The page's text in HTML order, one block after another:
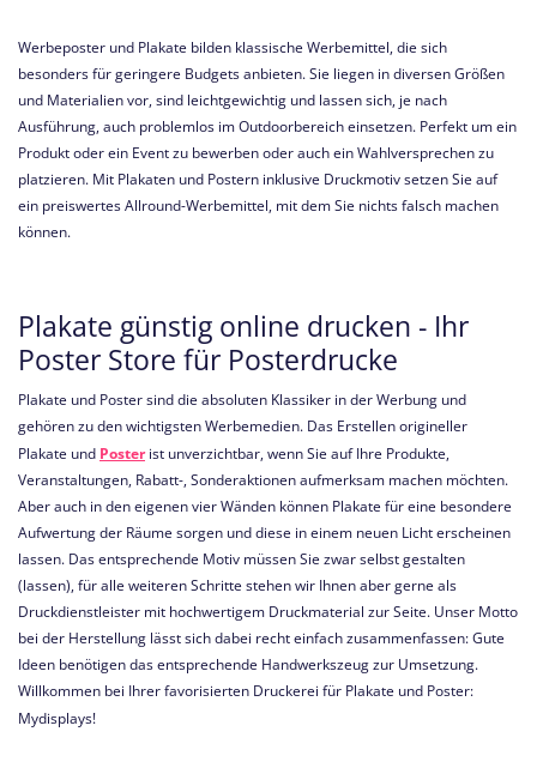
Werbeposter und Plakate bilden klassische Werbemittel, die sich
besonders für geringere Budgets anbieten. Sie liegen in diversen Größen
und Materialien vor, sind leichtgewichtig und lassen sich, je nach
Ausführung, auch problemlos im Outdoorbereich einsetzen. Perfekt um ein
Produkt oder ein Event zu bewerben oder auch ein Wahlversprechen zu
platzieren. Mit Plakaten und Postern inklusive Druckmotiv setzen Sie auf
ein preiswertes Allround-Werbemittel, mit dem Sie nichts falsch machen
können.
Plakate günstig online drucken - Ihr
Poster Store für Posterdrucke
Plakate und Poster sind die absoluten Klassiker in der Werbung und
gehören zu den wichtigsten Werbemedien. Das Erstellen origineller
Plakate und Posterist unverzichtbar, wenn Sie auf Ihre Produkte,
Veranstaltungen, Rabatt-, Sonderaktionen aufmerksam machen möchten.
Aber auch in den eigenen vier Wänden können Plakate für eine besondere
Aufwertung der Räume sorgen und diese in einem neuen Licht erscheinen
lassen. Das entsprechende Motiv müssen Sie zwar selbst gestalten
(lassen), für alle weiteren Schritte stehen wir Ihnen aber gerne als
Druckdienstleister mit hochwertigem Druckmaterial zur Seite. Unser Motto
bei der Herstellung lässt sich dabei recht einfach zusammenfassen: Gute
Ideen benötigen das entsprechende Handwerkszeug zur Umsetzung.
Willkommen bei Ihrer favorisierten Druckerei für Plakate und Poster:
Mydisplays!